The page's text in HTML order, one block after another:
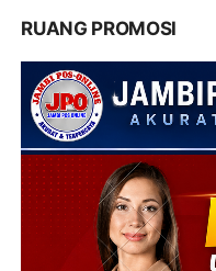
RUANG PROMOSI